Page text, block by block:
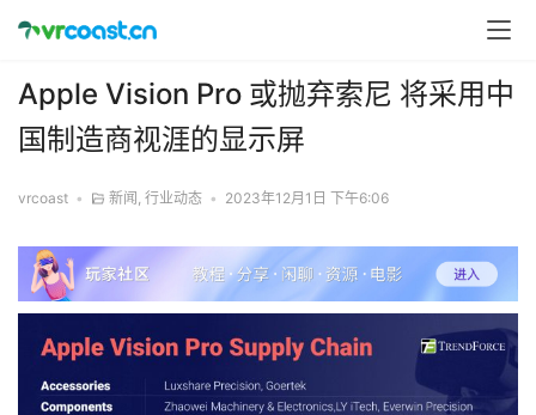
Apple Vision Pro 或抛弃索尼 将采用中
国制造商视涯的显示屏
vrcoast • 新闻 , 行业动态 • 2023年12月1日 下午6:06